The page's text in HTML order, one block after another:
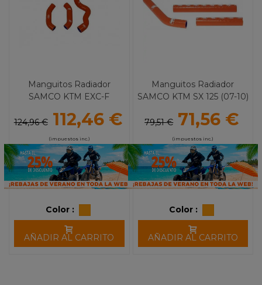
Manguitos Radiador
SAMCO KTM EXC-F
124,96 € 112,46 €
(impuestos inc.)
Color :
AÑADIR AL CARRITO
Manguitos Radiador
SAMCO KTM SX 125 (07-10)
79,51 € 71,56 €
(impuestos inc.)
Color :
AÑADIR AL CARRITO